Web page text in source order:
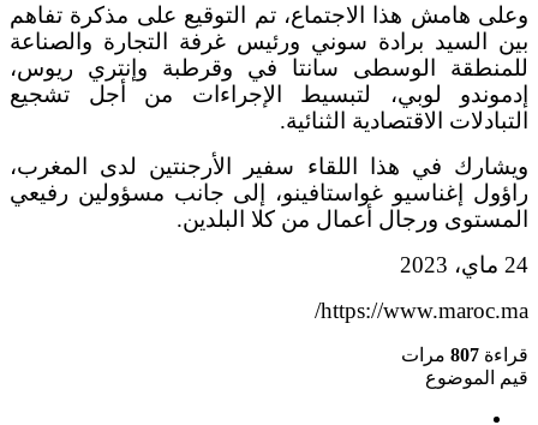
وعلى هامش هذا الاجتماع، تم التوقيع على مذكرة تفاهم
بين السيد برادة سوني ورئيس غرفة التجارة والصناعة
للمنطقة الوسطى سانتا في وقرطبة وإنتري ريوس،
إدموندو لوبي، لتبسيط الإجراءات من أجل تشجيع
التبادلات الاقتصادية الثنائية.
ويشارك في هذا اللقاء سفير الأرجنتين لدى المغرب،
راؤول إغناسيو غواستافينو، إلى جانب مسؤولين رفيعي
المستوى ورجال أعمال من كلا البلدين.
24 ماي، 2023
https://www.maroc.ma/
قراءة 807 مرات
قيم الموضوع